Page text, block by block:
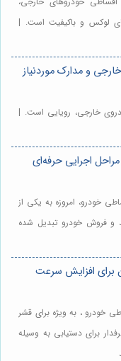
لوکس و باکیفیت است. |
و مدارک موردنیاز
خارجی، رویایی است. |
اجرایی حرفه‌ای
خودرو، امروزه به یکی از
و فروش خودرو تبدیل شده
برای افزایش سرعت
خودرو ، به ویژه برای قشر
برای دستیابی به وسیله